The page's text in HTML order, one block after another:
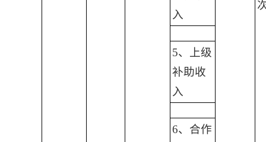
入
5、上级
补助收
入
6、合作